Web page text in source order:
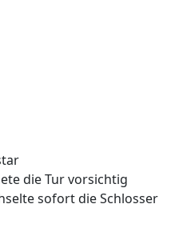
die Tur vorsichtig
sofort die Schlosser